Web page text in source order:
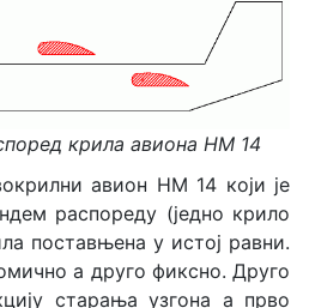
крила авиона HM 14
авион HM 14 који је
распореду (једно крило
поставњена у истој равни.
а друго фиксно. Друго
старања узгона а прво